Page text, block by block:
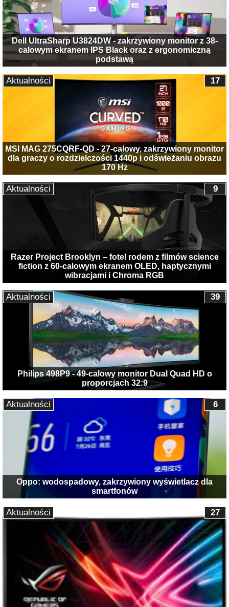
Dell UltraSharp U3824DW - zakrzywiony monitor z 38-
calowym ekranem IPS Black oraz z ergonomiczną
podstawą
MSI MAG 275CQRF-QD - 27-calowy, zakrzywiony monitor
dla graczy o rozdzielczości 1440p i odświeżaniu obrazu
170 Hz
17
Aktualności
Razer Project Brooklyn – fotel rodem z filmów science
fiction z 60-calowym ekranem OLED, haptycznymi
wibracjami i Chroma RGB
9
Aktualności
Philips 498P9 - 49-calowy monitor Dual Quad HD o
proporcjach 32:9
39
Aktualności
Oppo: wodospadowy, zakrzywiony wyświetlacz dla
smartfonów
6
Aktualności
27
Aktualności